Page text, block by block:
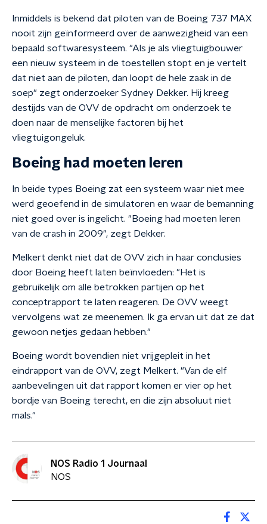
Inmiddels is bekend dat piloten van de Boeing 737 MAX
nooit zijn geïnformeerd over de aanwezigheid van een
bepaald softwaresysteem. "Als je als vliegtuigbouwer
een nieuw systeem in de toestellen stopt en je vertelt
dat niet aan de piloten, dan loopt de hele zaak in de
soep" zegt onderzoeker Sydney Dekker. Hij kreeg
destijds van de OVV de opdracht om onderzoek te
doen naar de menselijke factoren bij het
vliegtuigongeluk.
Boeing had moeten leren
In beide types Boeing zat een systeem waar niet mee
werd geoefend in de simulatoren en waar de bemanning
niet goed over is ingelicht. "Boeing had moeten leren
van de crash in 2009", zegt Dekker.
Melkert denkt niet dat de OVV zich in haar conclusies
door Boeing heeft laten beïnvloeden: "Het is
gebruikelijk om alle betrokken partijen op het
conceptrapport te laten reageren. De OVV weegt
vervolgens wat ze meenemen. Ik ga ervan uit dat ze dat
gewoon netjes gedaan hebben."
Boeing wordt bovendien niet vrijgepleit in het
eindrapport van de OVV, zegt Melkert. "Van de elf
aanbevelingen uit dat rapport komen er vier op het
bordje van Boeing terecht, en die zijn absoluut niet
mals."
NOS Radio 1 Journaal
NOS